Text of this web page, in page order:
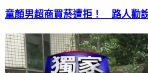
童顏男超商買菸遭拒！ 路人勸